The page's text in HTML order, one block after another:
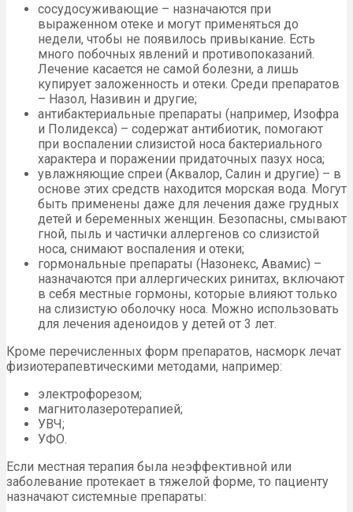
сосудосуживающие – назначаются при
выраженном отеке и могут применяться до
недели, чтобы не появилось привыкание. Есть
много побочных явлений и противопоказаний.
Лечение касается не самой болезни, а лишь
купирует заложенность и отеки. Среди препаратов
– Назол, Називин и другие;
антибактериальные препараты (например, Изофра
и Полидекса) – содержат антибиотик, помогают
при воспалении слизистой носа бактериального
характера и поражении придаточных пазух носа;
увлажняющие спреи (Аквалор, Салин и другие) – в
основе этих средств находится морская вода. Могут
быть применены даже для лечения даже грудных
детей и беременных женщин. Безопасны, смывают
гной, пыль и частички аллергенов со слизистой
носа, снимают воспаления и отеки;
гормональные препараты (Назонекс, Авамис) –
назначаются при аллергических ринитах, включают
в себя местные гормоны, которые влияют только
на слизистую оболочку носа. Можно использовать
для лечения аденоидов у детей от 3 лет.
Кроме перечисленных форм препаратов, насморк лечат
физиотерапевтическими методами, например:
электрофорезом;
магнитолазеротерапией;
УВЧ;
УФО.
Если местная терапия была неэффективной или
заболевание протекает в тяжелой форме, то пациенту
назначают системные препараты: